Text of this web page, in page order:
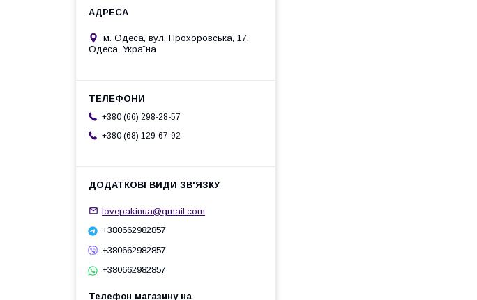
м. Одеса, вул. Прохоровська, 17,
Одеса, Україна
+380 (66) 298-28-57
+380 (68) 129-67-92
lovepakinua@gmail.com
+380662982857
+380662982857
+380662982857
Телефон магазину на